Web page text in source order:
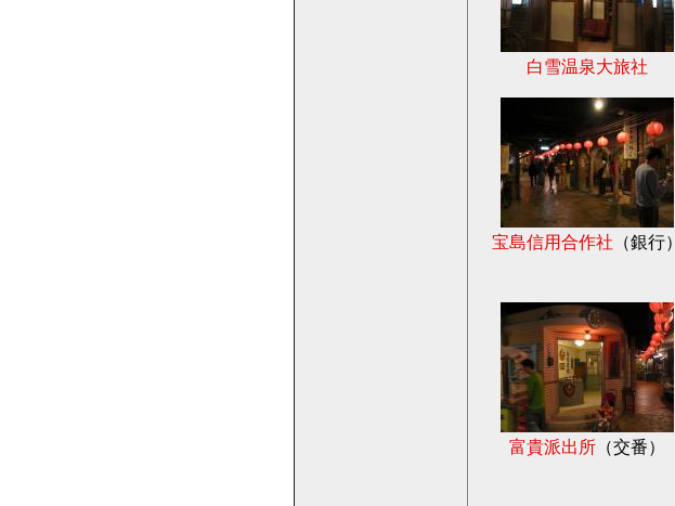
白雪温泉大旅社
宝島信用合作社 （銀行）
富貴派出所 （交番）